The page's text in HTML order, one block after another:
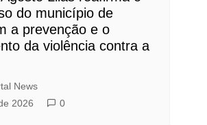
do município de
a prevenção e o
da violência contra a
News
2026
0